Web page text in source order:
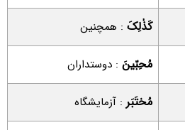
کَذٰلِکَ : همچنین
مُحِبّینَ : دوستداران
مُختَبَر : آزمایشگاه